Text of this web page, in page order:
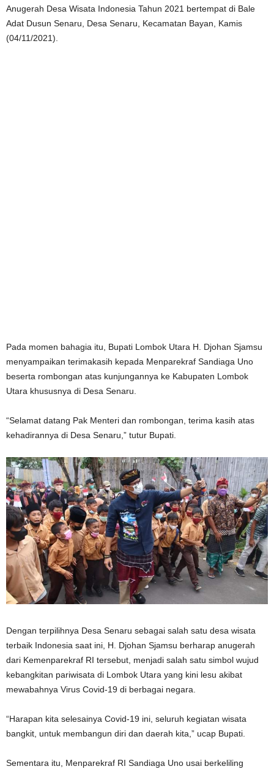
Anugerah Desa Wisata Indonesia Tahun 2021 bertempat di Bale
Adat Dusun Senaru, Desa Senaru, Kecamatan Bayan, Kamis
(04/11/2021).
Pada momen bahagia itu, Bupati Lombok Utara H. Djohan Sjamsu
menyampaikan terimakasih kepada Menparekraf Sandiaga Uno
beserta rombongan atas kunjungannya ke Kabupaten Lombok
Utara khususnya di Desa Senaru.
“Selamat datang Pak Menteri dan rombongan, terima kasih atas
kehadirannya di Desa Senaru,” tutur Bupati.
Dengan terpilihnya Desa Senaru sebagai salah satu desa wisata
terbaik Indonesia saat ini, H. Djohan Sjamsu berharap anugerah
dari Kemenparekraf RI tersebut, menjadi salah satu simbol wujud
kebangkitan pariwisata di Lombok Utara yang kini lesu akibat
mewabahnya Virus Covid-19 di berbagai negara.
“Harapan kita selesainya Covid-19 ini, seluruh kegiatan wisata
bangkit, untuk membangun diri dan daerah kita,” ucap Bupati.
Sementara itu, Menparekraf RI Sandiaga Uno usai berkeliling